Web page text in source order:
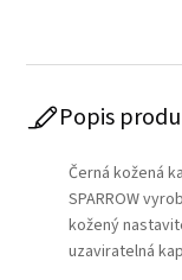
Popis
Černá kožená
SPARROW
kožený
uzaviratelná